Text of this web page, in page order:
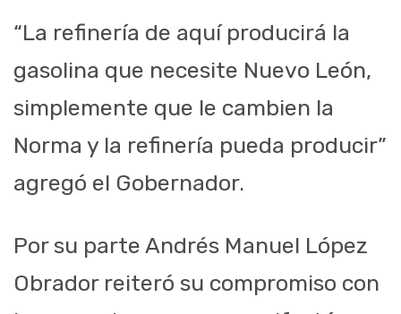
“La refinería de aquí producirá la
gasolina que necesite Nuevo León,
simplemente que le cambien la
Norma y la refinería pueda producir”
agregó el Gobernador.
Por su parte Andrés Manuel López
Obrador reiteró su compromiso con